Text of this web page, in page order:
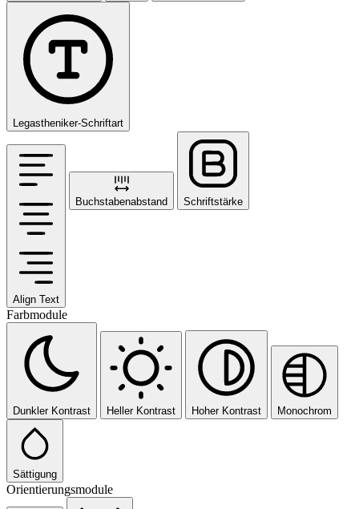
Legastheniker-Schriftart
Align Text
Buchstabenabstand Schriftstärke
Farbmodule
Dunkler Kontrast Heller Kontrast Hoher Kontrast Monochrom
Sättigung
Orientierungsmodule